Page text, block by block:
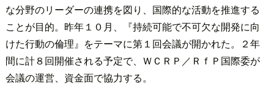
な分野のリーダーの連携を図り、国際的な活動を推進する
ことが目的。昨年１０月、『持続可能で不可欠な開発に向
けた行動の倫理』をテーマに第１回会議が開かれた。２年
間に計８回開催される予定で、ＷＣＲＰ／ＲｆＰ国際委が
会議の運営、資金面で協力する。